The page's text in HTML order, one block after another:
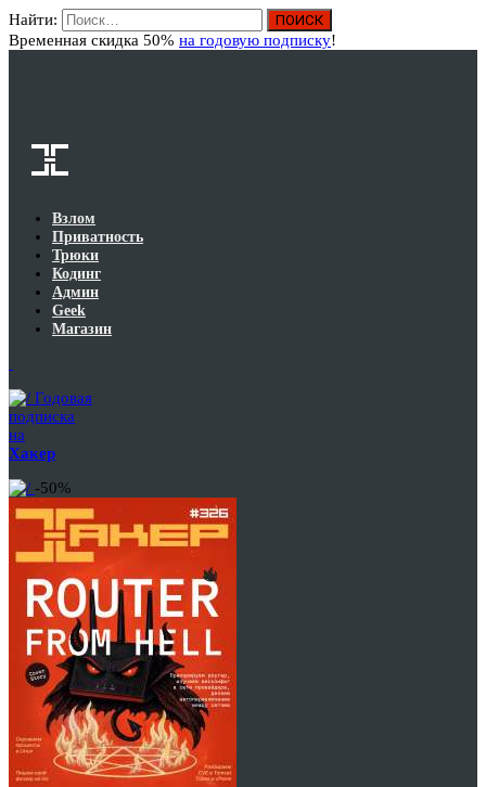
Найти:
Временная скидка 50% на годовую подписку!
Взлом
Приватность
Трюки
Кодинг
Админ
Geek
Магазин
Годовая
подписка
на
Хакер
-50%